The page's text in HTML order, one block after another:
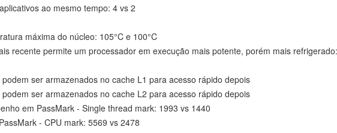
ao mesmo tempo: 4 vs 2
máxima do núcleo: 105°C e 100°C
recente permite um processador em execução mais potente, porém mais
ser armazenados no cache L1 para acesso rápido depois
ser armazenados no cache L2 para acesso rápido depois
em PassMark - Single thread mark: 1993 vs 1440
- CPU mark: 5569 vs 2478